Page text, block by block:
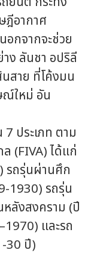
ฎีอากาศ
กจากจะช่วย
ง ลันชา อปริลี
สาย ที่โค้งมน
ณ์ใหม่ อัน
ประเภท ตาม
(FIVA) ได้แก่
รถรุ่นผ่านศึก
1930) รถรุ่น
ลังสงคราม (ปี
และรถ
30 ปี)